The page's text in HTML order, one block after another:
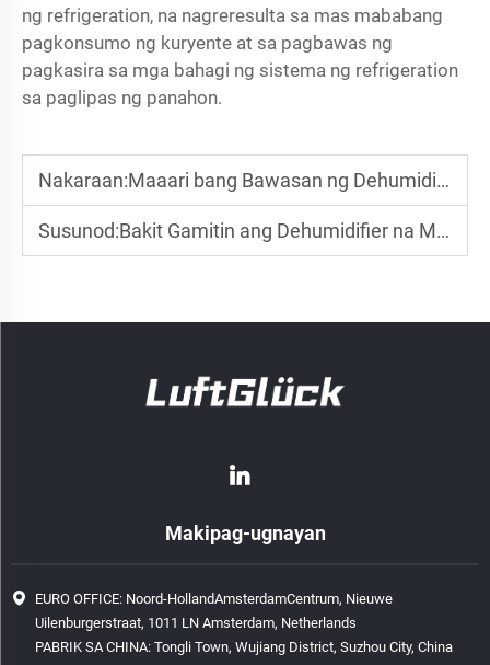
ng refrigeration, na nagreresulta sa mas mababang
pagkonsumo ng kuryente at sa pagbawas ng
pagkasira sa mga bahagi ng sistema ng refrigeration
sa paglipas ng panahon.
Nakaraan:Maaari bang Bawasan ng Dehumidifier para sa mga Halaman ang Pamumulok sa Paligid ng Mga Makapal na Takip ng Halaman?
Susunod:Bakit Gamitin ang Dehumidifier na May Mababang Temperatura para sa Pagkontrol ng Kagumian sa Taglamig?
Makipag-ugnayan
EURO OFFICE: Noord-HollandAmsterdamCentrum, Nieuwe
Uilenburgerstraat, 1011 LN Amsterdam, Netherlands
PABRIK SA CHINA: Tongli Town, Wujiang District, Suzhou City, China